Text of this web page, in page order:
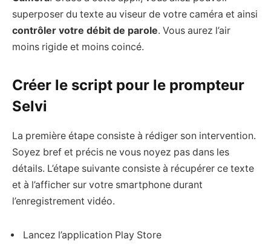
superposer du texte au viseur de votre caméra et ainsi
contrôler votre débit de parole. Vous aurez l’air
moins rigide et moins coincé.
Créer le script pour le prompteur
Selvi
La première étape consiste à rédiger son intervention.
Soyez bref et précis ne vous noyez pas dans les
détails. L’étape suivante consiste à récupérer ce texte
et à l’afficher sur votre smartphone durant
l’enregistrement vidéo.
Lancez l’application Play Store